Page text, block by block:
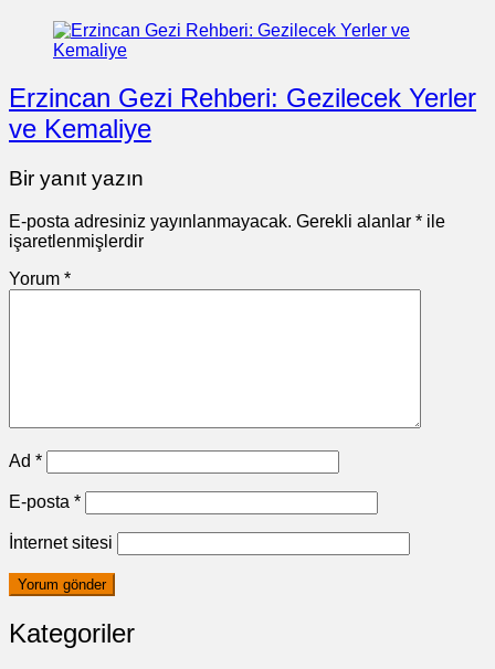
Erzincan Gezi Rehberi: Gezilecek Yerler
ve Kemaliye
Bir yanıt yazın
E-posta adresiniz yayınlanmayacak. Gerekli alanlar * ile
işaretlenmişlerdir
Yorum *
Ad *
E-posta *
İnternet sitesi
Kategoriler